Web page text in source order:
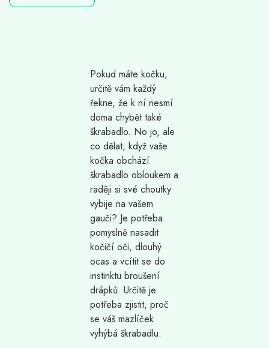
Pokud máte kočku,
určitě vám každý
řekne, že k ní nesmí
doma chybět také
škrabadlo. No jo, ale
co dělat, když vaše
kočka obchází
škrabadlo obloukem a
raději si své choutky
vybije na vašem
gauči? Je potřeba
pomyslně nasadit
kočičí oči, dlouhý
ocas a vcítit se do
instinktu broušení
drápků. Určitě je
potřeba zjistit, proč
se váš mazlíček
vyhýbá škrabadlu.